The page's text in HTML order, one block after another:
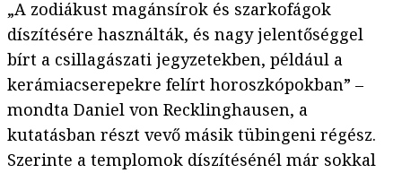
„A zodiákust magánsírok és szarkofágok
díszítésére használták, és nagy jelentőséggel
bírt a csillagászati jegyzetekben, például a
kerámiacserepekre felírt horoszkópokban” –
mondta Daniel von Recklinghausen, a
kutatásban részt vevő másik tübingeni régész.
Szerinte a templomok díszítésénél már sokkal